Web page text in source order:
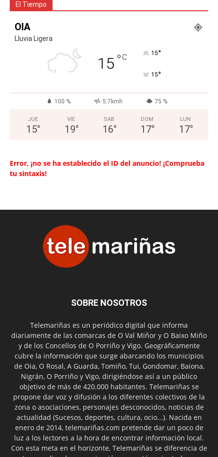
El Tiempo
OIA
Lluvia Ligera
15 °C 15°
15°
100 % 5.7kmh 75 %
JUE
15°
VIE
19°
SAB
16°
DOM
17°
LUN
17°
Error, ¡no se ha establecido el ID del anuncio! ¡Comprueba
tu sintaxis!
SOBRE NOSOTROS
Telemariñas es un periódico digital que informa
diariamente de las comarcas de O Val Miñor y O Baixo Miño
y de los Concellos de O Porriño y Vigo. Geográficamente
cubre la información que surge abarcando los municipios
de Oia, O Rosal, A Guarda, Tomiño, Tui, Gondomar, Baiona,
Nigrán, O Porriño y Vigo, dirigiéndose así a un público
objetivo de más de 420.000 habitantes. Telemariñas se
propone dar voz y difusión a los diferentes colectivos de la
zona o asociaciones, personajes desconocidos, noticias de
actualidad (Sucesos, deportes, cultura, ocio...). Nacida en
enero de 2014, telemariñas.com pretende dar un poco de
luz a los lectores a la hora de encontrar información local.
Con esta meta en el horizonte, Telemariñas se diferencia de